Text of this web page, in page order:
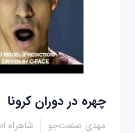
چهره در دوران کرونا
مهدی صنعت‌جو شاهراه